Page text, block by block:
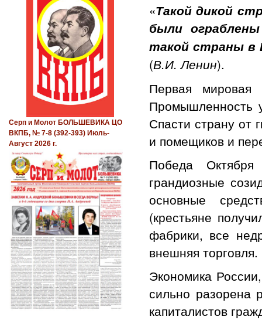
«Такой дикой
были
такой страны в
(В.И. Ленин).
Первая мировая
Промышленность
Спасти страну от
и помещиков и
Победа Октября
грандиозные
основные
(крестьяне
фабрики, все
внешняя торговля.
Экономика
сильно разорена
капиталистов
Серп и Молот БОЛЬШЕВИКА ЦО
ВКПБ, № 7-8 (392-393) Июль-
Август 2026 г.